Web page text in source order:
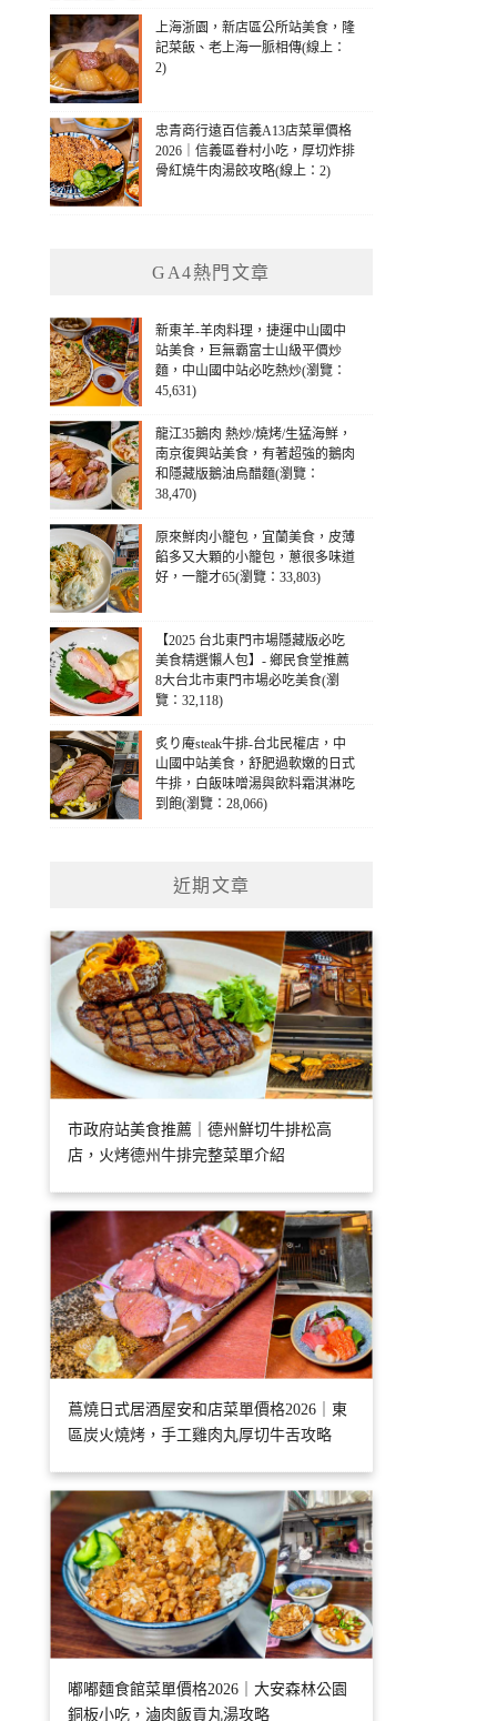
上海浙園，新店區公所站美食，隆
記菜飯、老上海一脈相傳(線上：
2)
忠青商行遠百信義A13店菜單價格
2026｜信義區眷村小吃，厚切炸排
骨紅燒牛肉湯餃攻略(線上：2)
GA4熱門文章
新東羊-羊肉料理，捷運中山國中
站美食，巨無霸富士山級平價炒
麵，中山國中站必吃熱炒(瀏覽：
45,631)
龍江35鵝肉 熱炒/燒烤/生猛海鮮，
南京復興站美食，有著超強的鵝肉
和隱藏版鵝油烏醋麵(瀏覽：
38,470)
原來鮮肉小籠包，宜蘭美食，皮薄
餡多又大顆的小籠包，蔥很多味道
好，一籠才65(瀏覽：33,803)
【2025 台北東門市場隱藏版必吃
美食精選懶人包】- 鄉民食堂推薦
8大台北市東門市場必吃美食(瀏
覽：32,118)
炙り庵steak牛排-台北民權店，中
山國中站美食，舒肥過軟嫩的日式
牛排，白飯味噌湯與飲料霜淇淋吃
到飽(瀏覽：28,066)
近期文章
市政府站美食推薦｜德州鮮切牛排松高
店，火烤德州牛排完整菜單介紹
蔦燒日式居酒屋安和店菜單價格2026｜東
區炭火燒烤，手工雞肉丸厚切牛舌攻略
嘟嘟麵食館菜單價格2026｜大安森林公園
銅板小吃，滷肉飯貢丸湯攻略